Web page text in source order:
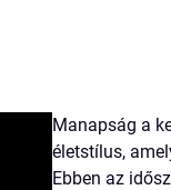
Manapság a
életstílus,
Ebben az